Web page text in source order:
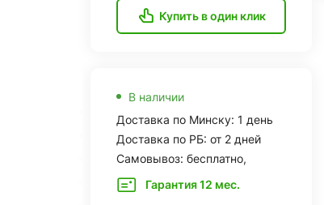
Купить в один клик
В наличии
Доставка по Минску: 1 день
Доставка по РБ: от 2 дней
Самовывоз: бесплатно,
Гарантия 12 мес.